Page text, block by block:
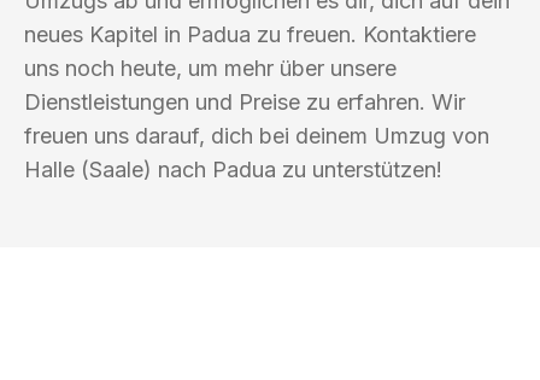
neues Kapitel in Padua zu freuen. Kontaktiere
uns noch heute, um mehr über unsere
Dienstleistungen und Preise zu erfahren. Wir
freuen uns darauf, dich bei deinem Umzug von
Halle (Saale) nach Padua zu unterstützen!